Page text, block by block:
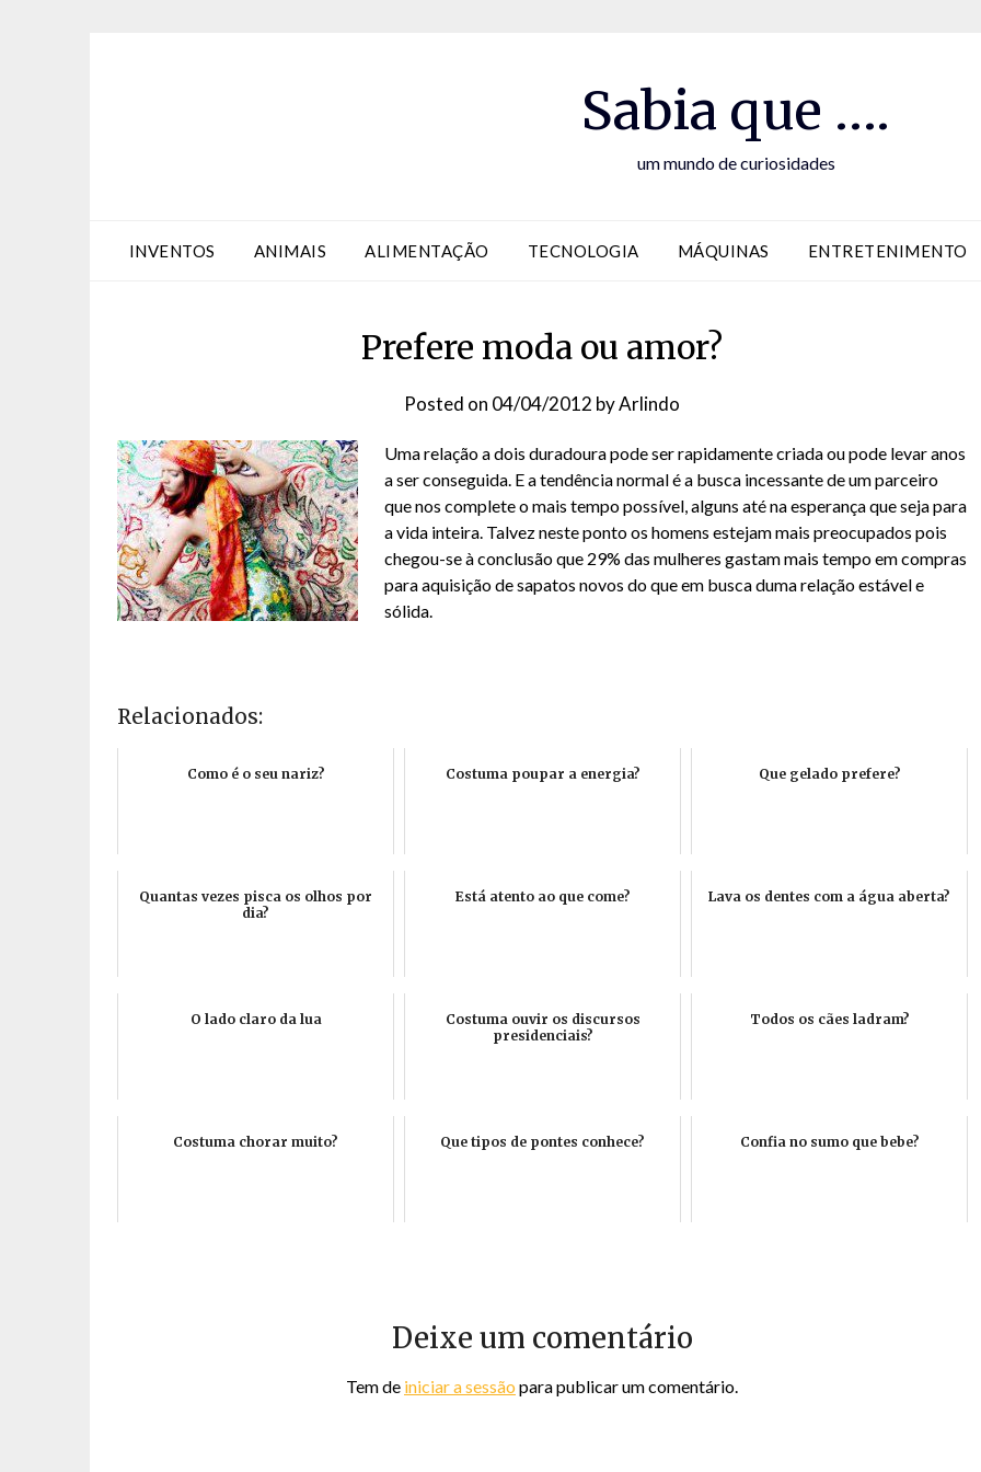
Sabia que ….
um mundo de curiosidades
INVENTOS ANIMAIS ALIMENTAÇÃO TECNOLOGIA MÁQUINAS ENTRETENIMENTO
Prefere moda ou amor?
Posted on 04/04/2012 byArlindo
Uma relação a dois duradoura pode ser rapidamente criada ou pode levar anos
a ser conseguida. E a tendência normal é a busca incessante de um parceiro
que nos complete o mais tempo possível, alguns até na esperança que seja para
a vida inteira. Talvez neste ponto os homens estejam mais preocupados pois
chegou-se à conclusão que 29% das mulheres gastam mais tempo em compras
para aquisição de sapatos novos do que em busca duma relação estável e
sólida.
Relacionados:
Como é o seu nariz? Costuma poupar a energia? Que gelado prefere?
Quantas vezes pisca os olhos por
dia?
Está atento ao que come? Lava os dentes com a água aberta?
O lado claro da lua
Costuma ouvir os discursos
presidenciais?
Todos os cães ladram?
Costuma chorar muito? Que tipos de pontes conhece? Confia no sumo que bebe?
Deixe um comentário
Tem de iniciar a sessão para publicar um comentário.